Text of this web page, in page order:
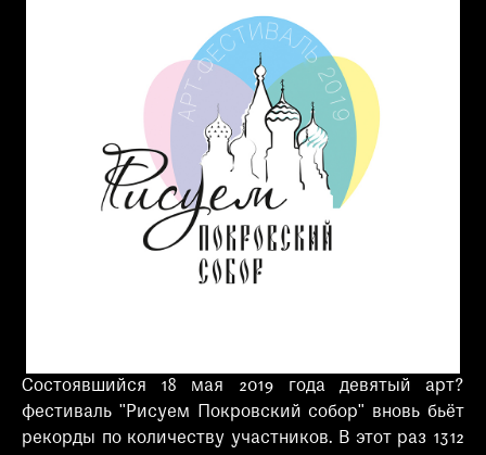
Опрос о качестве работы музея
Просим вас пройти опрос
о качестве работы музея. Ваше
мнение поможет нам стать лучше!
Пройти опрос
Состоявшийся 18 мая 2019 года девятый арт?
фестиваль "Рисуем Покровский собор" вновь бьёт
рекорды по количеству участников. В этот раз 1312